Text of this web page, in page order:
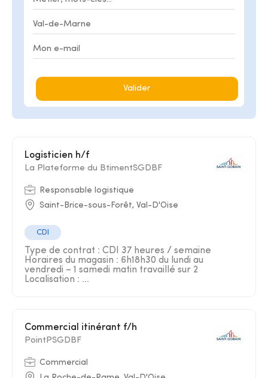
Valider
Logisticien h/f
La Plateforme du BtimentSGDBF
Responsable logistique
Saint-Brice-sous-Forêt, Val-D'Oise
CDI
Type de contrat : CDI 37 heures / semaine
Horaires du magasin : 6h18h30 du lundi au
vendredi – 1 samedi matin travaillé sur 2
Localisation : ...
Commercial itinérant f/h
PointPSGDBF
Commercial